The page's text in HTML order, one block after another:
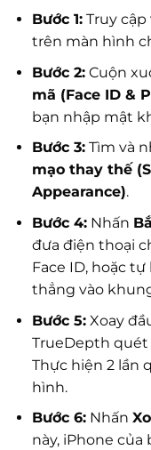
Bước 1:Truy cập
trên màn hình
Bước 2:Cuộn
mã (Face ID &
bạn nhập mật
Bước 3:Tìm và
mạo thay thế
Appearance).
Bước 4:Nhấn
đưa điện thoại
Face ID, hoặc
thẳng vào
Bước 5:Xoay
TrueDepth quét
Thực hiện 2 lần
hình.
Bước 6:Nhấn
này, iPhone